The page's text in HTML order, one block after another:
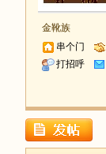
金靴族
串个门
打招呼